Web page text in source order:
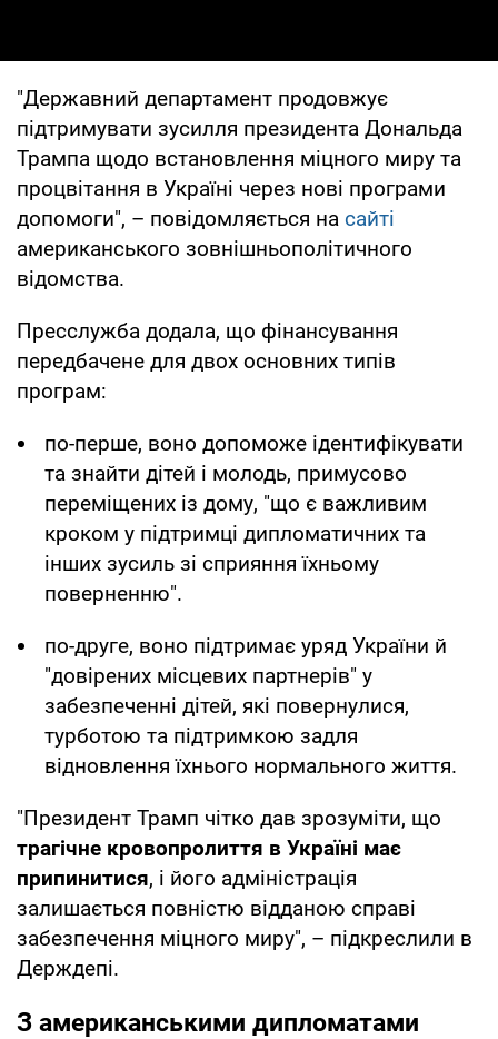
"Державний департамент продовжує
підтримувати зусилля президента Дональда
Трампа щодо встановлення міцного миру та
процвітання в Україні через нові програми
допомоги", – повідомляється на сайті
американського зовнішньополітичного
відомства.
Пресслужба додала, що фінансування
передбачене для двох основних типів
програм:
по-перше, воно допоможе ідентифікувати
та знайти дітей і молодь, примусово
переміщених із дому, "що є важливим
кроком у підтримці дипломатичних та
інших зусиль зі сприяння їхньому
поверненню".
по-друге, воно підтримає уряд України й
"довірених місцевих партнерів" у
забезпеченні дітей, які повернулися,
турботою та підтримкою задля
відновлення їхнього нормального життя.
"Президент Трамп чітко дав зрозуміти, що
трагічне кровопролиття в Україні має
припинитися, і його адміністрація
залишається повністю відданою справі
забезпечення міцного миру", – підкреслили в
Держдепі.
З американськими дипломатами